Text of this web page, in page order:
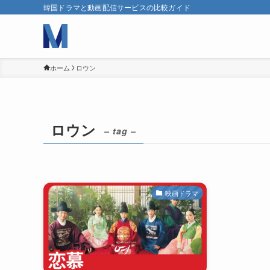
韓国ドラマと動画配信サービスの比較ガイド
ホーム ロウン
ロウン – tag –
映画ドラマ